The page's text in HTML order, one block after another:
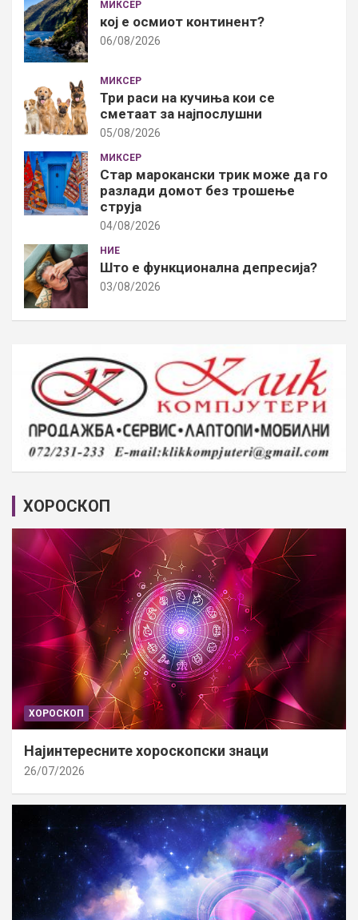
МИКСЕР
кој е осмиот континент?
06/08/2026
МИКСЕР
Три раси на кучиња кои се
сметаат за најпослушни
05/08/2026
МИКСЕР
Стар марокански трик може да го
разлади домот без трошење
струја
04/08/2026
НИЕ
Што е функционална депресија?
03/08/2026
ХОРОСКОП
ХОРОСКОП
Најинтересните хороскопски знаци
26/07/2026